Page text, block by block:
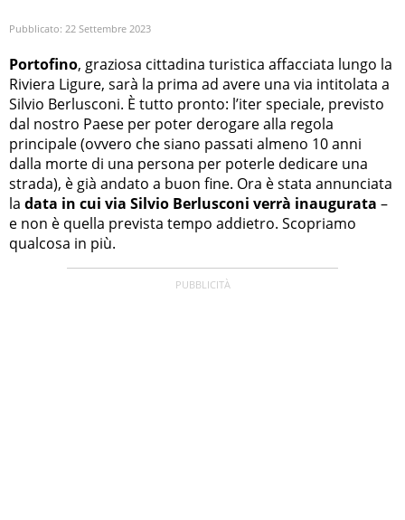
Pubblicato: 22 Settembre 2023
Portofino, graziosa cittadina turistica affacciata lungo la
Riviera Ligure, sarà la prima ad avere una via intitolata a
Silvio Berlusconi. È tutto pronto: l’iter speciale, previsto
dal nostro Paese per poter derogare alla regola
principale (ovvero che siano passati almeno 10 anni
dalla morte di una persona per poterle dedicare una
strada), è già andato a buon fine. Ora è stata annunciata
la data in cui via Silvio Berlusconi verrà inaugurata –
e non è quella prevista tempo addietro. Scopriamo
qualcosa in più.